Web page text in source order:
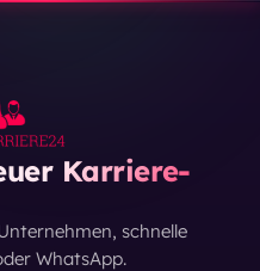
Karriere-
schnelle
WhatsApp.